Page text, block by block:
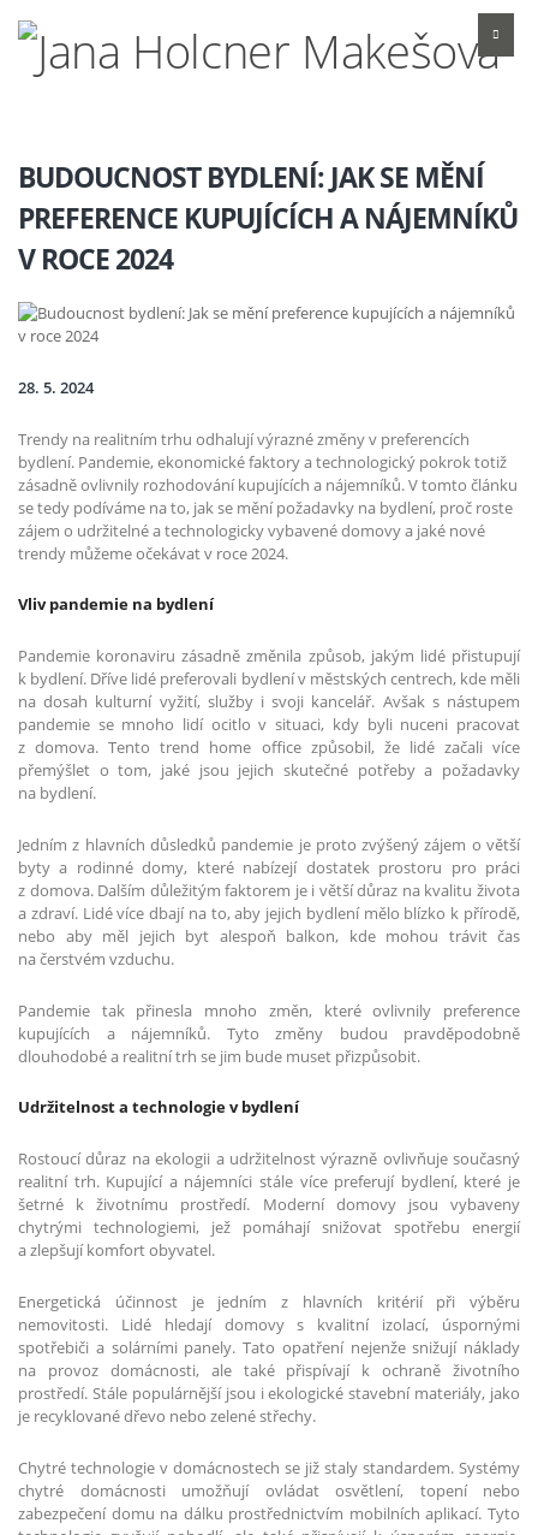
BUDOUCNOST BYDLENÍ: JAK SE MĚNÍ
PREFERENCE KUPUJÍCÍCH A NÁJEMNÍKŮ
V ROCE 2024
28. 5. 2024
Trendy na realitním trhu odhalují výrazné změny v preferencích
bydlení. Pandemie, ekonomické faktory a technologický pokrok totiž
zásadně ovlivnily rozhodování kupujících a nájemníků. V tomto článku
se tedy podíváme na to, jak se mění požadavky na bydlení, proč roste
zájem o udržitelné a technologicky vybavené domovy a jaké nové
trendy můžeme očekávat v roce 2024.
Vliv pandemie na bydlení
Pandemie koronaviru zásadně změnila způsob, jakým lidé přistupují
k bydlení. Dříve lidé preferovali bydlení v městských centrech, kde měli
na dosah kulturní vyžití, služby i svoji kancelář. Avšak s nástupem
pandemie se mnoho lidí ocitlo v situaci, kdy byli nuceni pracovat
z domova. Tento trend home office způsobil, že lidé začali více
přemýšlet o tom, jaké jsou jejich skutečné potřeby a požadavky
na bydlení.
Jedním z hlavních důsledků pandemie je proto zvýšený zájem o větší
byty a rodinné domy, které nabízejí dostatek prostoru pro práci
z domova. Dalším důležitým faktorem je i větší důraz na kvalitu života
a zdraví. Lidé více dbají na to, aby jejich bydlení mělo blízko k přírodě,
nebo aby měl jejich byt alespoň balkon, kde mohou trávit čas
na čerstvém vzduchu.
Pandemie tak přinesla mnoho změn, které ovlivnily preference
kupujících a nájemníků. Tyto změny budou pravděpodobně
dlouhodobé a realitní trh se jim bude muset přizpůsobit.
Udržitelnost a technologie v bydlení
Rostoucí důraz na ekologii a udržitelnost výrazně ovlivňuje současný
realitní trh. Kupující a nájemníci stále více preferují bydlení, které je
šetrné k životnímu prostředí. Moderní domovy jsou vybaveny
chytrými technologiemi, jež pomáhají snižovat spotřebu energií
a zlepšují komfort obyvatel.
Energetická účinnost je jedním z hlavních kritérií při výběru
nemovitosti. Lidé hledají domovy s kvalitní izolací, úspornými
spotřebiči a solárními panely. Tato opatření nejenže snižují náklady
na provoz domácnosti, ale také přispívají k ochraně životního
prostředí. Stále populárnější jsou i ekologické stavební materiály, jako
je recyklované dřevo nebo zelené střechy.
Chytré technologie v domácnostech se již staly standardem. Systémy
chytré domácnosti umožňují ovládat osvětlení, topení nebo
zabezpečení domu na dálku prostřednictvím mobilních aplikací. Tyto